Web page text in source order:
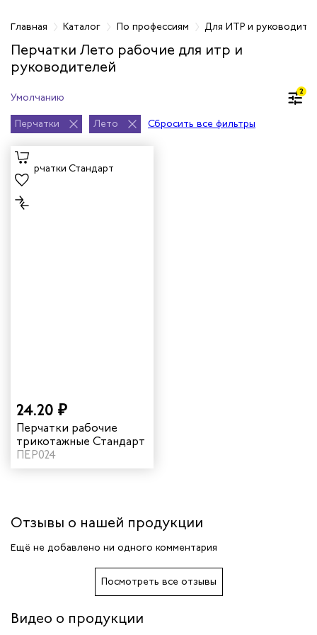
работников
Главная Каталог По профессиям Для ИТР и
Перчатки Лето рабочие для итр и
руководителей
2
Перчатки Лето Сбросить все фильтры
24.20 ₽
Перчатки рабочие
трикотажные Стандарт
ПЕР024
Отзывы о нашей продукции
Ещё не добавлено ни одного комментария
Посмотреть все отзывы
Видео о продукции